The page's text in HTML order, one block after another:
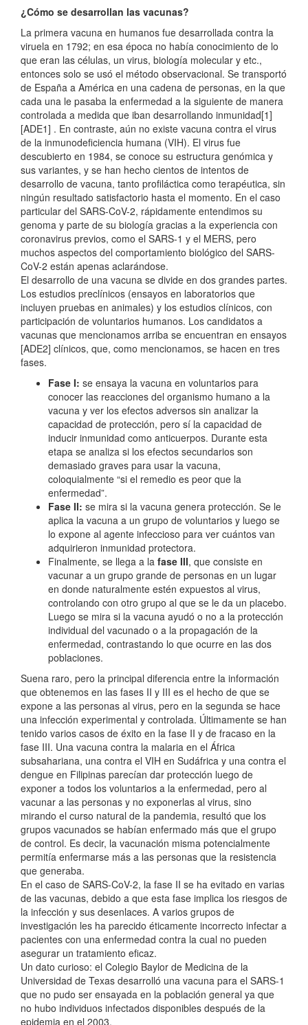
¿Cómo se desarrollan las vacunas?
La primera vacuna en humanos fue desarrollada contra la
viruela en 1792; en esa época no había conocimiento de lo
que eran las células, un virus, biología molecular y etc.,
entonces solo se usó el método observacional. Se transportó
de España a América en una cadena de personas, en la que
cada una le pasaba la enfermedad a la siguiente de manera
controlada a medida que iban desarrollando inmunidad[1]
[ADE1] . En contraste, aún no existe vacuna contra el virus
de la inmunodeficiencia humana (VIH). El virus fue
descubierto en 1984, se conoce su estructura genómica y
sus variantes, y se han hecho cientos de intentos de
desarrollo de vacuna, tanto profiláctica como terapéutica, sin
ningún resultado satisfactorio hasta el momento. En el caso
particular del SARS-CoV-2, rápidamente entendimos su
genoma y parte de su biología gracias a la experiencia con
coronavirus previos, como el SARS-1 y el MERS, pero
muchos aspectos del comportamiento biológico del SARS-
CoV-2 están apenas aclarándose.
El desarrollo de una vacuna se divide en dos grandes partes.
Los estudios preclínicos (ensayos en laboratorios que
incluyen pruebas en animales) y los estudios clínicos, con
participación de voluntarios humanos. Los candidatos a
vacunas que mencionamos arriba se encuentran en ensayos
[ADE2] clínicos, que, como mencionamos, se hacen en tres
fases.
Fase I: se ensaya la vacuna en voluntarios para
conocer las reacciones del organismo humano a la
vacuna y ver los efectos adversos sin analizar la
capacidad de protección, pero sí la capacidad de
inducir inmunidad como anticuerpos. Durante esta
etapa se analiza si los efectos secundarios son
demasiado graves para usar la vacuna,
coloquialmente “si el remedio es peor que la
enfermedad”.
Fase II: se mira si la vacuna genera protección. Se le
aplica la vacuna a un grupo de voluntarios y luego se
lo expone al agente infeccioso para ver cuántos van
adquirieron inmunidad protectora.
Finalmente, se llega a la fase III, que consiste en
vacunar a un grupo grande de personas en un lugar
en donde naturalmente estén expuestos al virus,
controlando con otro grupo al que se le da un placebo.
Luego se mira si la vacuna ayudó o no a la protección
individual del vacunado o a la propagación de la
enfermedad, contrastando lo que ocurre en las dos
poblaciones.
Suena raro, pero la principal diferencia entre la información
que obtenemos en las fases II y III es el hecho de que se
expone a las personas al virus, pero en la segunda se hace
una infección experimental y controlada. Últimamente se han
tenido varios casos de éxito en la fase II y de fracaso en la
fase III. Una vacuna contra la malaria en el África
subsahariana, una contra el VIH en Sudáfrica y una contra el
dengue en Filipinas parecían dar protección luego de
exponer a todos los voluntarios a la enfermedad, pero al
vacunar a las personas y no exponerlas al virus, sino
mirando el curso natural de la pandemia, resultó que los
grupos vacunados se habían enfermado más que el grupo
de control. Es decir, la vacunación misma potencialmente
permitía enfermarse más a las personas que la resistencia
que generaba.
En el caso de SARS-CoV-2, la fase II se ha evitado en varias
de las vacunas, debido a que esta fase implica los riesgos de
la infección y sus desenlaces. A varios grupos de
investigación les ha parecido éticamente incorrecto infectar a
pacientes con una enfermedad contra la cual no pueden
asegurar un tratamiento eficaz.
Un dato curioso: el Colegio Baylor de Medicina de la
Universidad de Texas desarrolló una vacuna para el SARS-1
que no pudo ser ensayada en la población general ya que
no hubo individuos infectados disponibles después de la
epidemia en el 2003.